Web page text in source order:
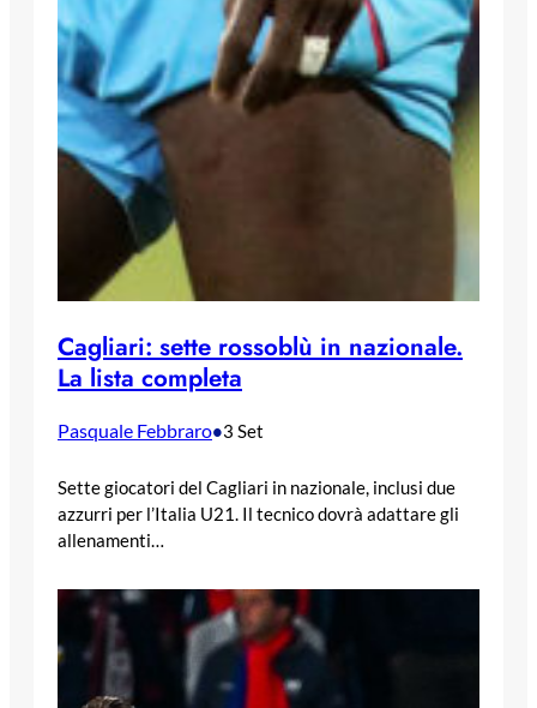
Cagliari: sette rossoblù in nazionale.
La lista completa
Pasquale Febbraro•3 Set
Sette giocatori del Cagliari in nazionale, inclusi due
azzurri per l’Italia U21. Il tecnico dovrà adattare gli
allenamenti…